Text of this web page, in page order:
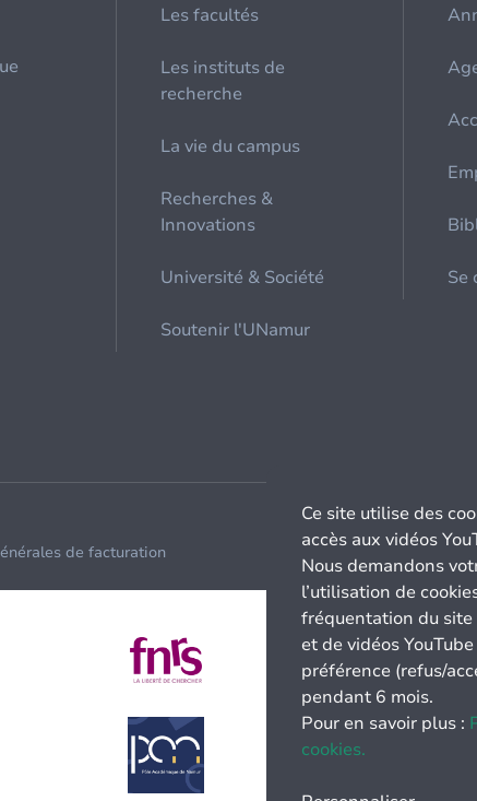
Les facultés
Les instituts de
recherche
La vie du campus
Recherches &
Innovations
Université & Société
Soutenir l'UNamur
Se
de facturation
Ce site utilise des
accès aux vidéos
Nous demandons
l’utilisation de
fréquentation du
et de vidéos
préférence (refus/
pendant 6 mois.
Pour en savoir plus :
cookies.